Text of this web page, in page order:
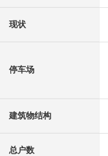
现状
停车场
建筑物结构
总户数